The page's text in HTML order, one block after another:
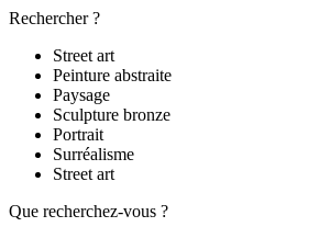
Rechercher ?
Street art
Peinture abstraite
Paysage
Sculpture bronze
Portrait
Surréalisme
Street art
Que recherchez-vous ?